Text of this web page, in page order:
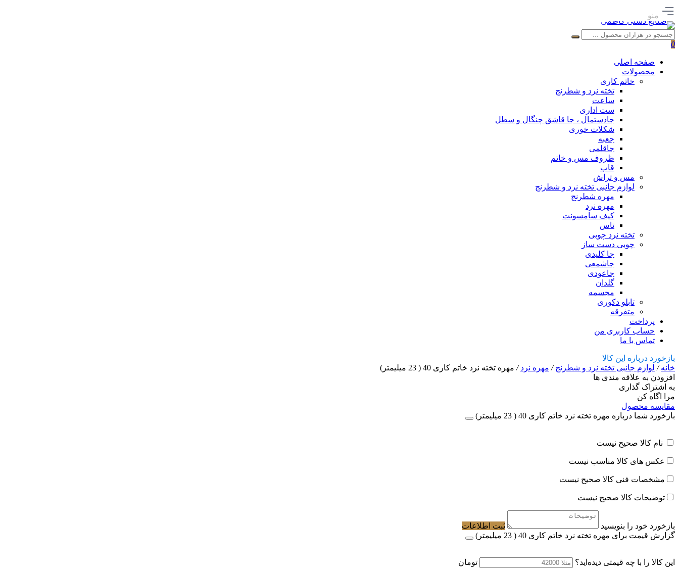
منو
0
صفحه اصلی
محصولات
خاتم کاری
تخته نرد و شطرنج
ساعت
ست اداری
جادستمال ، جا قاشق چنگال و سطل
شکلات خوری
جعبه
جاقلمی
ظروف مس و خاتم
قاب
مس و تراش
لوازم جانبی تخته نرد و شطرنج
مهره شطرنج
مهره نرد
کیف سامسونت
تاس
تخته نرد چوبی
چوبی دست ساز
جا کلیدی
جاشمعی
جاعودی
گلدان
مجسمه
تابلو دکوری
متفرقه
پرداخت
حساب کاربری من
تماس با ما
بازخورد درباره این کالا
خانه/ لوازم جانبی تخته نرد و شطرنج/ مهره نرد/ مهره تخته نرد خاتم کاری 40 ( 23 میلیمتر)
افزودن به علاقه مندی ها
به اشتراک گذاری
مرا اگاه کن
مقایسه محصول
بازخورد شما درباره مهره تخته نرد خاتم کاری 40 ( 23 میلیمتر)
نام کالا صحیح نیست
عکس های کالا مناسب نیست
مشخصات فنی کالا صحیح نیست
توضیحات کالا صحیح نیست
بازخورد خود را بنویسید
ثبت اطلاعات
گزارش قیمت برای مهره تخته نرد خاتم کاری 40 ( 23 میلیمتر)
این کالا را با چه قیمتی دیده‌اید؟ تومان